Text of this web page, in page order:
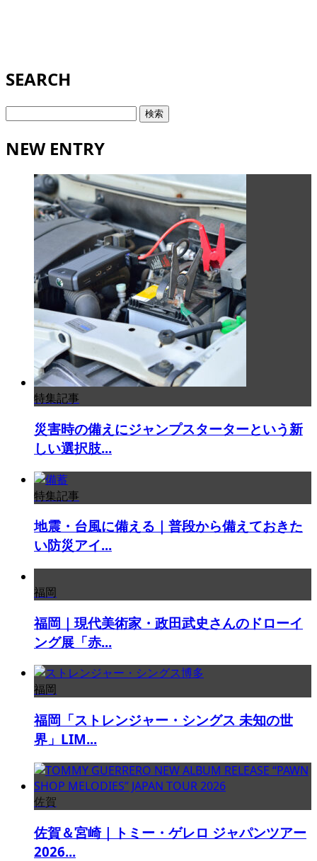
SEARCH
検
NEW ENTRY
特集記事
災害時の備えにジャンプスターターという新
しい選択肢...
特集記事
地震・台風に備える｜普段から備えておきた
い防災アイ...
福岡
福岡｜現代美術家・政田武史さんのドローイ
ング展「赤...
福岡
福岡「ストレンジャー・シングス 未知の世
界」LIM...
佐賀
佐賀＆宮崎｜トミー・ゲレロ ジャパンツアー
2026...